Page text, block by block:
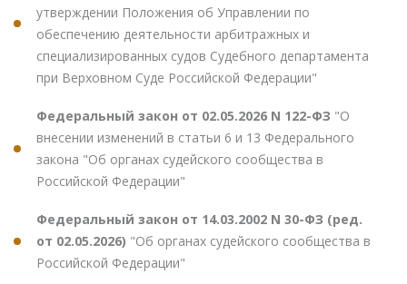
утверждении Положения об Управлении по
обеспечению деятельности арбитражных и
специализированных судов Судебного департамента
при Верховном Суде Российской Федерации"
Федеральный закон от 02.05.2026 N 122-ФЗ "О
внесении изменений в статьи 6 и 13 Федерального
закона "Об органах судейского сообщества в
Российской Федерации"
Федеральный закон от 14.03.2002 N 30-ФЗ (ред.
от 02.05.2026) "Об органах судейского сообщества в
Российской Федерации"